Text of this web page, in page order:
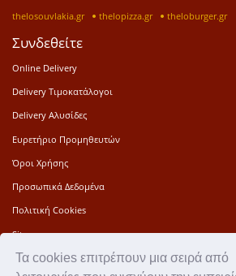
Τα cookies επιτρέπουν μια σειρά από
thelosouvlakia.gr thelopizza.gr theloburger.gr
Συνδεθείτε
Online Delivery
Delivery Τιμοκατάλογοι
Delivery Αλυσίδες
Ευρετήριο Προμηθευτών
Όροι Χρήσης
Προσωπικά Δεδομένα
Πολιτική Cookies
Sitemap
Press Kit